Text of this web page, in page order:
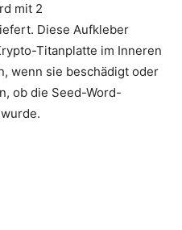
mit 2
Diese Aufkleber
Titanplatte im Inneren
wenn sie beschädigt oder
ob die Seed-Word-